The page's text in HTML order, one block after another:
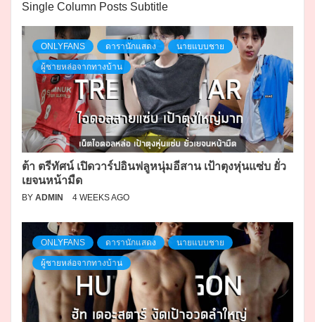
Single Column Posts Subtitle
ONLYFANS ดารานักแสดง นายแบบชาย
ผู้ชายหล่อจากทางบ้าน
ต้า ตรีทัศน์ เปิดวาร์ปอินฟลูหนุ่มอีสาน เป้าตุงหุ่นแซ่บ ยั่ว
เยจนหน้ามืด
BY ADMIN 4 WEEKS AGO
ONLYFANS ดารานักแสดง นายแบบชาย
ผู้ชายหล่อจากทางบ้าน